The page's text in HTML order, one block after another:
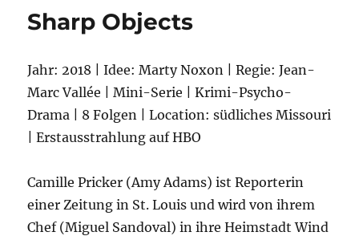
Sharp Objects
Jahr: 2018 | Idee: Marty Noxon | Regie: Jean-
Marc Vallée | Mini-Serie | Krimi-Psycho-
Drama | 8 Folgen | Location: südliches Missouri
| Erstausstrahlung auf HBO
Camille Pricker (Amy Adams) ist Reporterin
einer Zeitung in St. Louis und wird von ihrem
Chef (Miguel Sandoval) in ihre Heimstadt Wind